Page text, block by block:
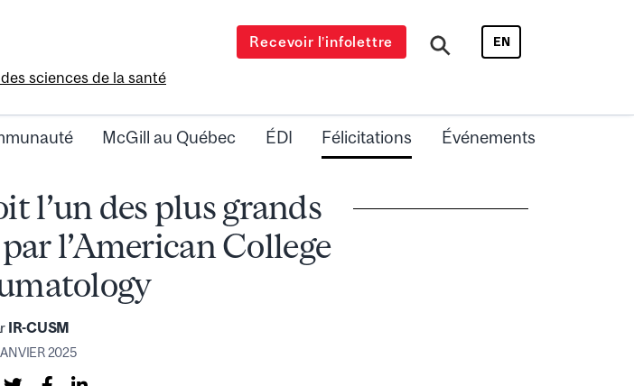
sciences de la santé
Recevoir l’infolettre EN
McGill au Québec ÉDI Félicitations Événements
l’un des plus grands
l’American College
IR-CUSM
2025